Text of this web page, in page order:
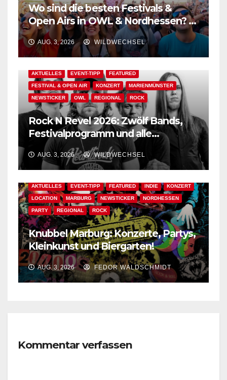
Wo sind die besten Festivals &
Open Airs in OWL & Nordhessen? –
Der Ww-Festival-Planer!
AUG. 3, 2026 WILDWECHSEL
AKTUELLES EVENT-TIPP FEATURED
FESTIVAL & OPEN AIR KONZERT MARIENMÜNSTER
NEWSTICKER OWL REGIONAL ROCK
Rock N Revel 2026: Zwölf Bands,
Festivalprogramm und alle
wichtigen Informationen!
AUG. 3, 2026 WILDWECHSEL
AKTUELLES EVENT-TIPP FEATURED INDIE KONZERT
LOCATION MARBURG NEWSTICKER NORDHESSEN
PARTY REGIONAL ROCK
Knubbel Marburg: Konzerte, Partys,
Kleinkunst und Biergarten!
AUG. 3, 2026 FEDOR WALDSCHMIDT
Kommentar verfassen